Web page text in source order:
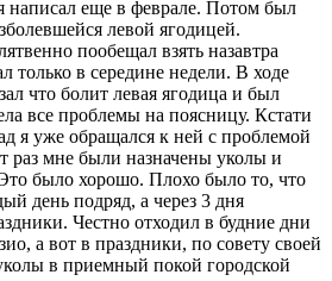
написал еще в феврале. Потом был
левой ягодицей.
пообещал взять назавтра
только в середине недели. В ходе
что болит левая ягодица и был
все проблемы на поясницу. Кстати
я уже обращался к ней с проблемой
раз мне были назначены уколы и
было хорошо. Плохо было то, что
день подряд, а через 3 дня
Честно отходил в будние дни
а вот в праздники, по совету своей
в приемный покой городской